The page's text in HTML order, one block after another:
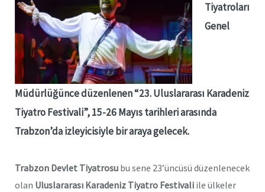
Tiyatroları
Genel
Müdürlüğünce düzenlenen “23. Uluslararası Karadeniz
Tiyatro Festivali”, 15-26 Mayıs tarihleri arasında
Trabzon’da izleyicisiyle bir araya gelecek.
Trabzon Devlet Tiyatrosu bu sene 23’üncüsü düzenlenecek
olan Uluslararası Karadeniz Tiyatro Festivali ile ülkeler